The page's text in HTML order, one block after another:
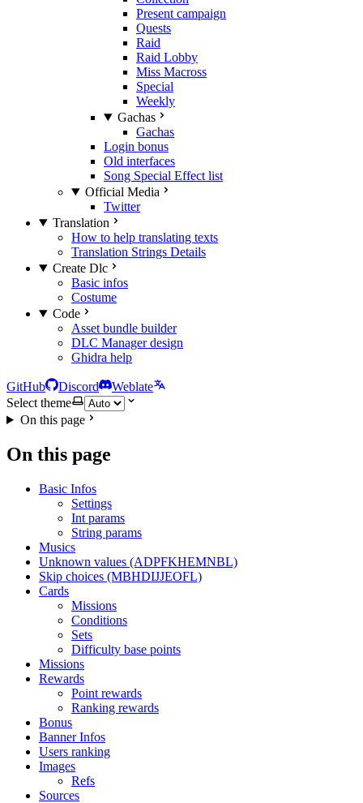
Present campaign
Quests
Raid
Raid Lobby
Miss Macross
Special
Weekly
Gachas
Gachas
Login bonus
Old interfaces
Song Special Effect list
Official Media
Twitter
Translation
How to help translating texts
Translation Strings Details
Create Dlc
Basic infos
Costume
Code
Asset bundle builder
DLC Manager design
Ghidra help
GitHub Discord
Weblate
Select theme
On this page
On this page
Basic Infos
Settings
Int params
String params
Musics
Unknown values (ADPFKHEMNBL)
Skip choices (MBHDIJJEOFL)
Cards
Missions
Conditions
Sets
Difficulty base points
Missions
Rewards
Point rewards
Ranking rewards
Bonus
Banner Infos
Users ranking
Images
Refs
Sources